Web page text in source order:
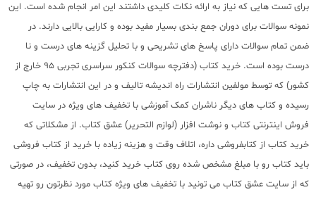
برای تست هایی که نیاز به ارائه نکات کلیدی داشتند این امر انجام شده است. این
نمونه سوالات برای دوران جمع بندی بسیار مفید بوده و کارایی بالایی دارند. در
ضمن تمام سوالات دارای پاسخ های تشریحی و با تحلیل گزینه های درست و نا
درست بوده است. خرید کتاب (دفترچه سوالات کنکور سراسری تجربی 95 خارج از
کشور) که توسط مولفین انتشارات راه اندیشه تالیف و در این انتشارات به چاپ
رسیده و کتاب های دیگر ناشران کمک آموزشی با تخفیف های ویژه در سایت
فروش اینترنتی کتاب و نوشت افزار (لوازم التحریر) عشق کتاب. از مشکلاتی که
خرید کتاب از کتابفروشی داره، اتلاف وقت و هزینه زیاده با خرید از کتاب فروشی
باید کتاب رو با مبلغ مشخص شده روی کتاب خرید کنید، بدون تخفیف، در صورتی
که از سایت عشق کتاب می تونید با تخفیف های ویژه کتاب مورد نظرتون رو تهیه